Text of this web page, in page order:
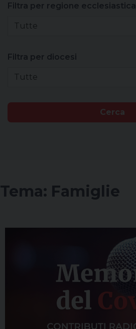
Filtra per regione ecclesiastica
Tutte
Filtra per diocesi
Tutte
Cerca
Tema: Famiglie